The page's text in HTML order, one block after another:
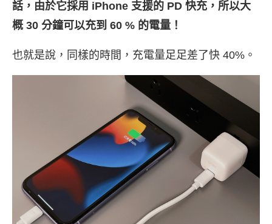
話，由於它採用 iPhone 支援的 PD 快充，所以大
概 30 分鐘可以充到 60 % 的電量！
也就是說，同樣的時間，充電量足足差了快 40%。